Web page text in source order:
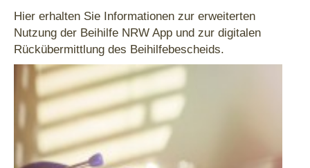
Hier erhalten Sie Informationen zur erweiterten
Nutzung der Beihilfe NRW App und zur digitalen
Rückübermittlung des Beihilfebescheids.